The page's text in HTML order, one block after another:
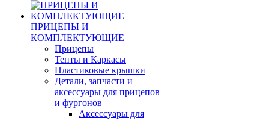
ПРИЦЕПЫ И
КОМПЛЕКТУЮЩИЕ
Прицепы
Тенты и Каркасы
Пластиковые крышки
Детали, запчасти и
аксессуары для прицепов
и фургонов
Аксессуары для